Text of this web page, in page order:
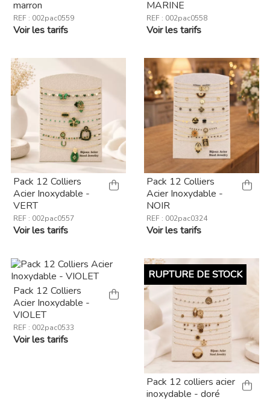
marron
REF : 002pac0559
Voir les tarifs
MARINE
REF : 002pac0558
Voir les tarifs
Pack 12 Colliers
Acier Inoxydable -
VERT
REF : 002pac0557
Voir les tarifs
Pack 12 Colliers
Acier Inoxydable -
NOIR
REF : 002pac0324
Voir les tarifs
Pack 12 Colliers
Acier Inoxydable -
VIOLET
REF : 002pac0533
Voir les tarifs
Pack 12 colliers acier
inoxydable - doré
RUPTURE DE STOCK